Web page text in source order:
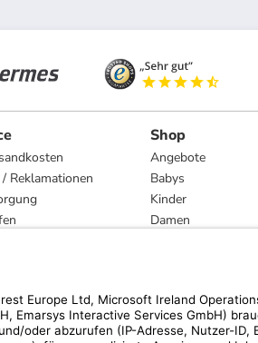
Reklamationen
Shop
Angebote
Babys
Kinder
Damen
Marken